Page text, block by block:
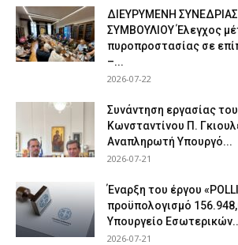
ΔΙΕΥΡΥΜΕΝΗ
ΣΥΜΒΟΥΛΙΟΥ Έλεγχος
πυροπροστασίας σε
–...
2026-07-22
Συνάντηση εργασίας
Κωνσταντίνου Π.
Αναπληρωτή Υπουργό...
2026-07-21
Έναρξη του έργου
προϋπολογισμό
Υπουργείο
2026-07-21